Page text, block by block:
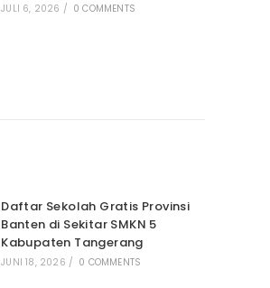
JULI 6, 2026 / 0 COMMENTS
Daftar Sekolah Gratis Provinsi
Banten di Sekitar SMKN 5
Kabupaten Tangerang
JUNI 18, 2026 / 0 COMMENTS